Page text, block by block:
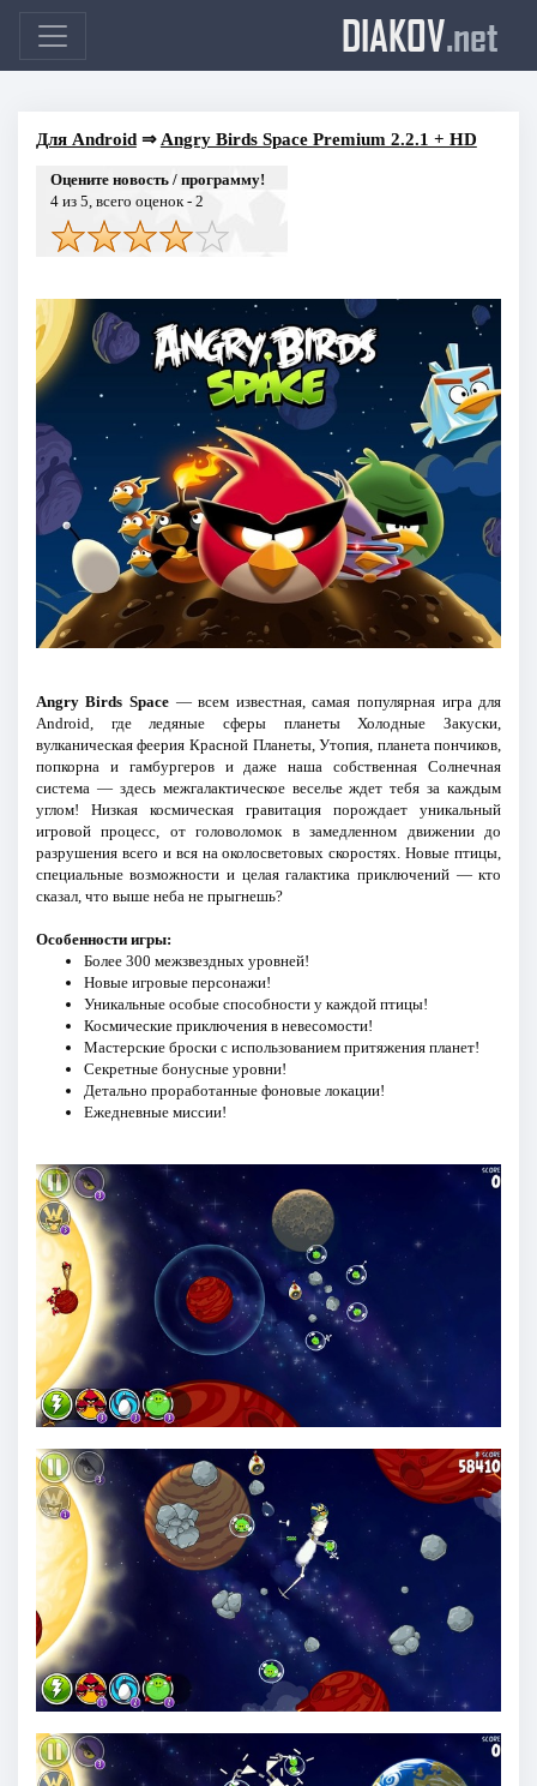
DIAKOV.net
Для Android⇒ Angry Birds Space Premium 2.2.1 + HD
Оцените новость / программу!
4из 5, всего оценок - 2
Angry Birds Space — всем известная, самая популярная игра для
Android, где ледяные сферы планеты Холодные Закуски,
вулканическая феерия Красной Планеты, Утопия, планета пончиков,
попкорна и гамбургеров и даже наша собственная Солнечная
система — здесь межгалактическое веселье ждет тебя за каждым
углом! Низкая космическая гравитация порождает уникальный
игровой процесс, от головоломок в замедленном движении до
разрушения всего и вся на околосветовых скоростях. Новые птицы,
специальные возможности и целая галактика приключений — кто
сказал, что выше неба не прыгнешь?
Особенности игры:
Более 300 межзвездных уровней!
Новые игровые персонажи!
Уникальные особые способности у каждой птицы!
Космические приключения в невесомости!
Мастерские броски с использованием притяжения планет!
Секретные бонусные уровни!
Детально проработанные фоновые локации!
Ежедневные миссии!